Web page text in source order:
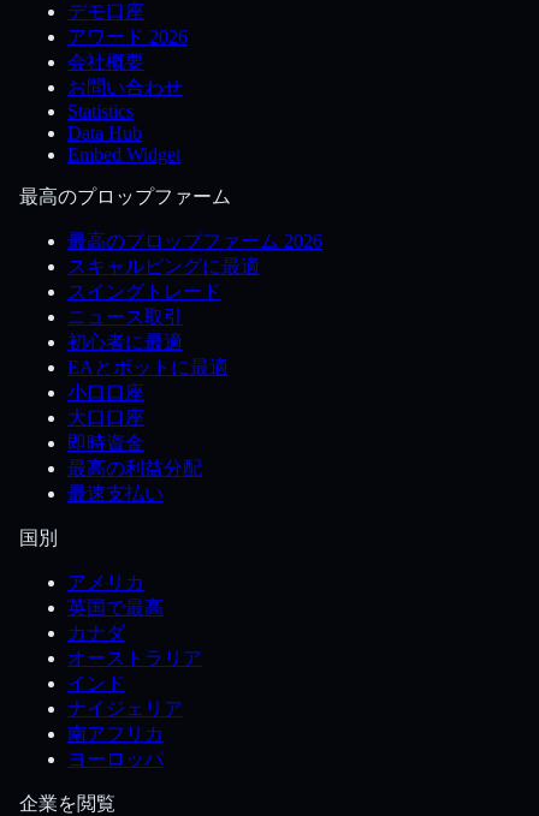
デモ口座
アワード 2026
会社概要
お問い合わせ
Statistics
Data Hub
Embed Widget
最高のプロップファーム
最高のプロップファーム 2026
スキャルピングに最適
スイングトレード
ニュース取引
初心者に最適
EAとボットに最適
小口口座
大口口座
即時資金
最高の利益分配
最速支払い
国別
アメリカ
英国で最高
カナダ
オーストラリア
インド
ナイジェリア
南アフリカ
ヨーロッパ
企業を閲覧